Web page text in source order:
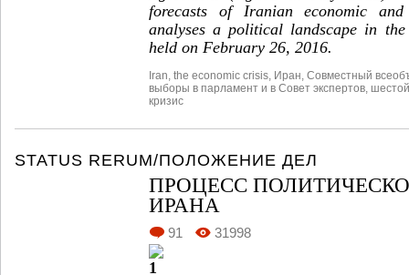
forecasts of Iranian economic
analyses a political landscape in
held on February 26, 2016.
Iran the economic crisis Иран Совместный
выборы в парламент и в Совет экспертов
кризис
STATUS RERUM/ПОЛОЖЕНИЕ ДЕЛ
ПРОЦЕСС
ИРАНА
91 31998